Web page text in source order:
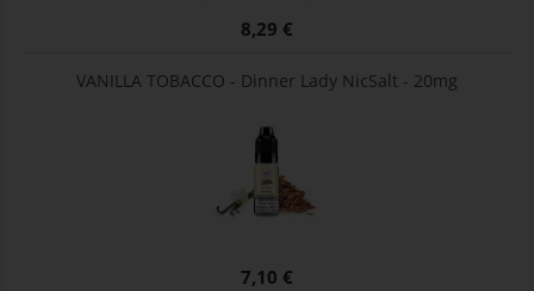
8,29 €
VANILLA TOBACCO - Dinner Lady NicSalt - 20mg
7,10 €